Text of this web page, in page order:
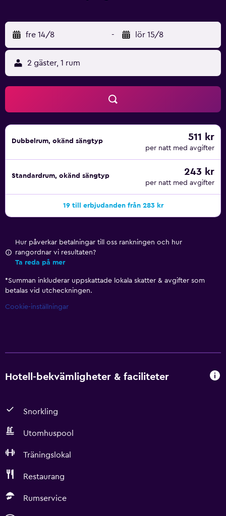
utomhuspool, fitnesscenter och gratis cyklar.
Fritidsaktiviteterna nedan finns antingen tillgängliga på
plats eller i närheten. Avgifter kan tillkomma.
fre 14/8 - lör 15/8
2 gäster, 1 rum
Dubbelrum, okänd sängtyp 511 kr
per natt med avgifter
Standardrum, okänd sängtyp 243 kr
per natt med avgifter
19 till erbjudanden från 283 kr
Hur påverkar betalningar till oss rankningen och hur
rangordnar vi resultaten?
Ta reda på mer
*Summan inkluderar uppskattade lokala skatter & avgifter som
betalas vid utcheckningen.
Cookie-inställningar
Hotell-bekvämligheter & faciliteter
Snorkling
Utomhuspool
Träningslokal
Restaurang
Rumservice